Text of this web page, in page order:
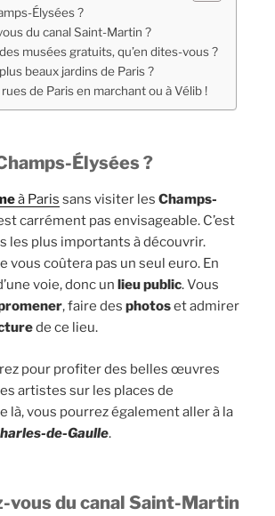
Élysées ?
du canal Saint-Martin ?
musées gratuits, qu’en dites-vous ?
beaux jardins de Paris ?
de Paris en marchant ou à Vélib !
Élysées ?
à Paris sans visiter les Champs-
carrément pas envisageable. C’est
les plus importants à découvrir.
vous coûtera pas un seul euro. En
voie, donc un lieu public. Vous
, faire des photoset admirer
de ce lieu.
pour profiter des belles œuvres
artistes sur les places de
là, vous pourrez également aller à la
de-Gaulle.
vous du canal Saint-Martin